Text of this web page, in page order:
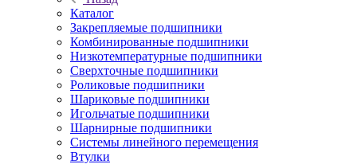
Каталог
Закрепляемые подшипники
Комбинированные подшипники
Низкотемпературные подшипники
Сверхточные подшипники
Роликовые подшипники
Шариковые подшипники
Игольчатые подшипники
Шарнирные подшипники
Системы линейного перемещения
Втулки